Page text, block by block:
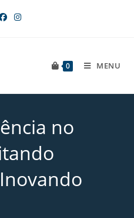
0 MENU
no